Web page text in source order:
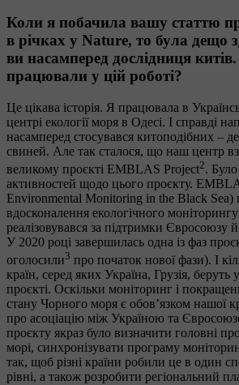
Коли я побачила вашу статтю
в річках у Nature, то була дещо
ви насамперед дослідниця
працювали у цій роботі?
Це цікава історія. Я працювала в
центрі екології моря в Одесі. І справді
насамперед стосувався китоподібних –
свиней. Але так сталося, що наш центр
великому проєкті EMBLAS Project2.
активностей щодо цього проєкту.
Environmental Monitoring in the Black Sea)
вдосконалення екологічного
реалізовувався за підтримки Євросоюзу
У 2020 році завершилась одна із фаз
оголосили3 про початок нової фази). І
країн, серед яких Україна, Грузія, беруть
проєкті. Оскільки моніторинг і
стану Чорного моря є обов’язком нашої
про асоціацію між Україною та
проєкту якраз було визначити головні
морі, синхронізувати програму
так, щоб різні країни робили це в один
рівні, а також розробити регіональний